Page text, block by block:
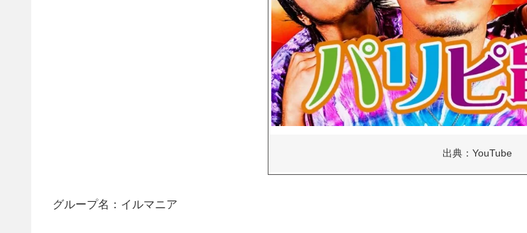
出典：YouTube
グループ名：イルマニア